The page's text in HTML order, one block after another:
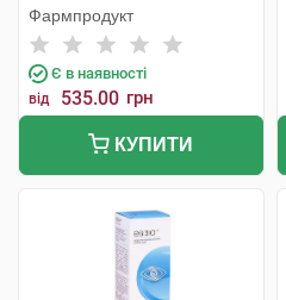
Фармпродукт
Є в наявності
від 535.00 грн
КУПИТИ